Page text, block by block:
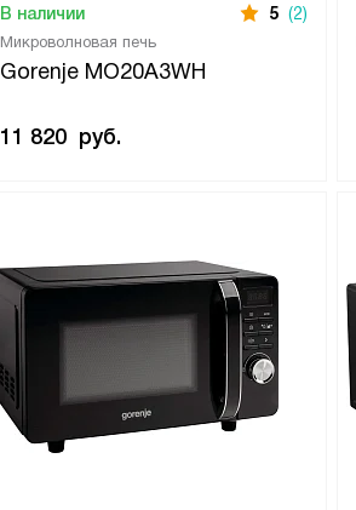
Микроволновая печь
Gorenje MO20A3WH
В наличии 5 (2)
11 820 руб.